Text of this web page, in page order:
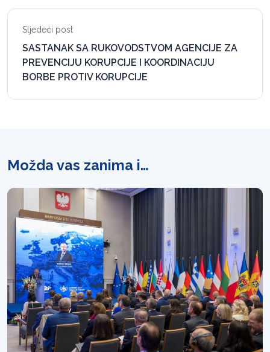
Sljedeći post
SASTANAK SA RUKOVODSTVOM AGENCIJE ZA
PREVENCIJU KORUPCIJE I KOORDINACIJU
BORBE PROTIV KORUPCIJE
Možda vas zanima i…